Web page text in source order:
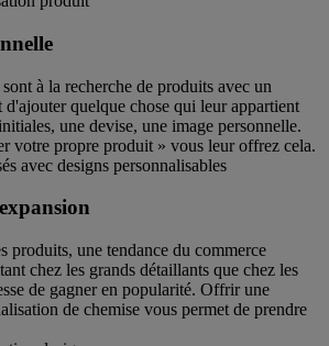
à la recherche de produits avec un
d'ajouter quelque chose qui leur appartient
une devise, une image personnelle.
votre propre produit » vous leur offrez cela.
produits, une tendance du commerce
chez les grands détaillants que chez les
de gagner en popularité. Offrir une
de chemise vous permet de prendre